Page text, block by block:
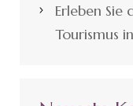
Erleben
Tourismus